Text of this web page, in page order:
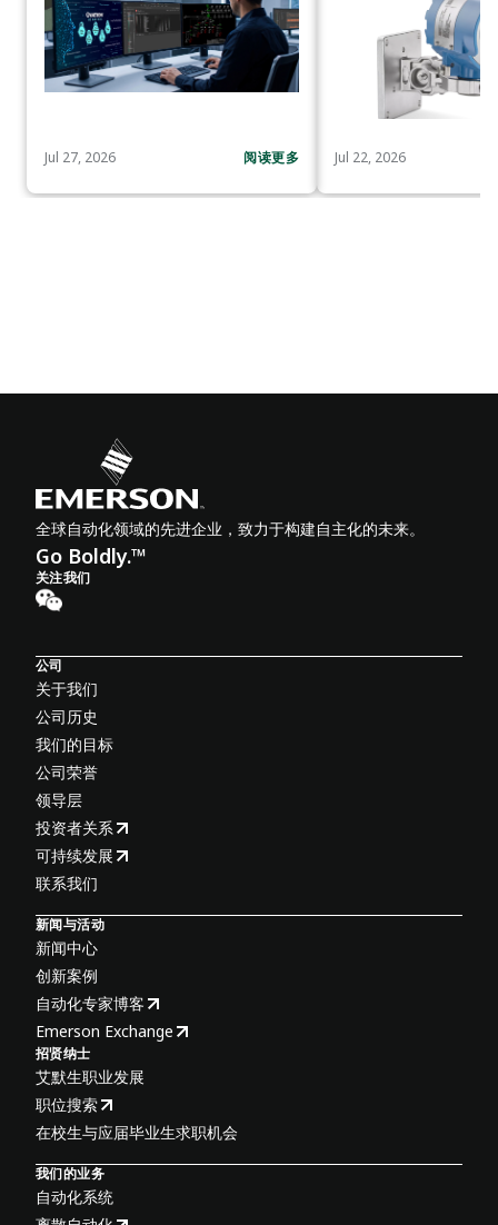
Jul 27, 2026 阅读更多 Jul 22, 2026
全球自动化领域的先进企业，致力于构建自主化的未来。
Go Boldly.™
关注我们
公司
关于我们
公司历史
我们的目标
公司荣誉
领导层
投资者关系
可持续发展
联系我们
新闻与活动
新闻中心
创新案例
自动化专家博客
Emerson Exchange
招贤纳士
艾默生职业发展
职位搜索
在校生与应届毕业生求职机会
我们的业务
自动化系统